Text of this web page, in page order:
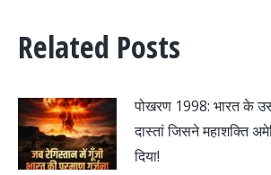
Related Posts
पोखरण 1998: भारत के
दास्तां जिसने महाशक्ति
दिया!